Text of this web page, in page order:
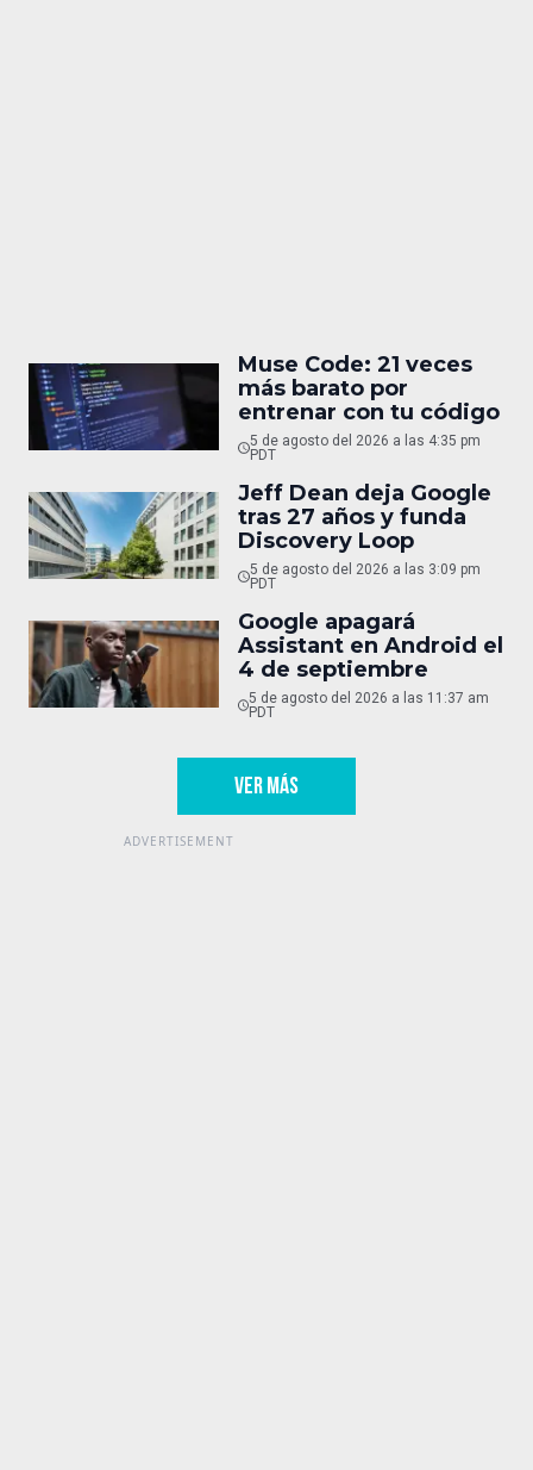
Muse Code: 21 veces
más barato por
entrenar con tu código
5 de agosto del 2026 a las 4:35 pm
PDT
Jeff Dean deja Google
tras 27 años y funda
Discovery Loop
5 de agosto del 2026 a las 3:09 pm
PDT
Google apagará
Assistant en Android el
4 de septiembre
5 de agosto del 2026 a las 11:37 am
PDT
VER MÁS